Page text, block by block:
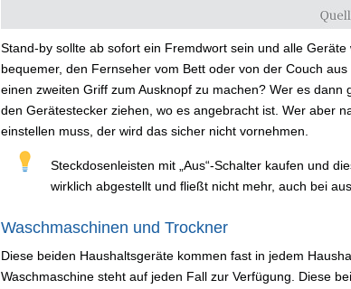
Stand-by sollte ab sofort ein Fremdwort sein und alle
bequemer, den Fernseher vom Bett oder von der Couch
einen zweiten Griff zum Ausknopf zu machen? Wer es
den Gerätestecker ziehen, wo es angebracht ist. Wer aber
einstellen muss, der wird das sicher nicht vornehmen.
Steckdosenleisten mit „Aus“-Schalter kaufen und
wirklich abgestellt und fließt nicht mehr, auch bei
Waschmaschinen und Trockner
Diese beiden Haushaltsgeräte kommen fast in jedem
Waschmaschine steht auf jeden Fall zur Verfügung. Diese